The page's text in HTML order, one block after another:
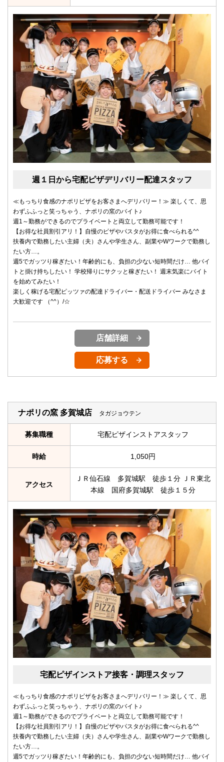
週１日から宅配ピザデリバリー配達スタッフ
≪もっちり食感のナポリピザをお客さまへデリバリー！≫ 楽しくて、思
わずふふっと笑っちゃう、ナポリの窯のバイト♪
週1～勤務ができるのでプライベートと両立して勤務可能です！
【お得な社員割引アリ！】自慢のピザやパスタがお得に食べられる^^
扶養内で勤務したい主婦（夫）さんや学生さん、副業やWワークで勤務し
たい方…。
週5でガッツり稼ぎたい！年齢的にも、負担の少ない短時間だけ… 他バイ
トと掛け持ちしたい！ 学校帰りにサクッと稼ぎたい！ 週末気楽にバイト
を始めてみたい！
楽しく稼げる宅配ピッツァの配達ドライバー・配送ドライバー みなさま
大歓迎です （^^）/☆
店舗詳細
応募する
ナポリの窯 多賀城店 タガジョウテン
募集職種 宅配ピザインストアスタッフ
時給 1,050円
アクセス
ＪＲ仙石線 多賀城駅 徒歩１分 ＪＲ東北
本線 国府多賀城駅 徒歩１５分
宅配ピザインストア接客・調理スタッフ
≪もっちり食感のナポリピザをお客さまへデリバリー！≫ 楽しくて、思
わずふふっと笑っちゃう、ナポリの窯のバイト♪
週1～勤務ができるのでプライベートと両立して勤務可能です！
【お得な社員割引アリ！】自慢のピザやパスタがお得に食べられる^^
扶養内で勤務したい主婦（夫）さんや学生さん、副業やWワークで勤務し
たい方…。
週5でガッツり稼ぎたい！年齢的にも、負担の少ない短時間だけ… 他バイ